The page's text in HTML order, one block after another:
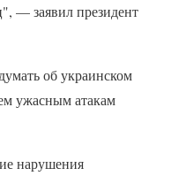
— заявил президент
об украинском
ужасным атакам
нарушения